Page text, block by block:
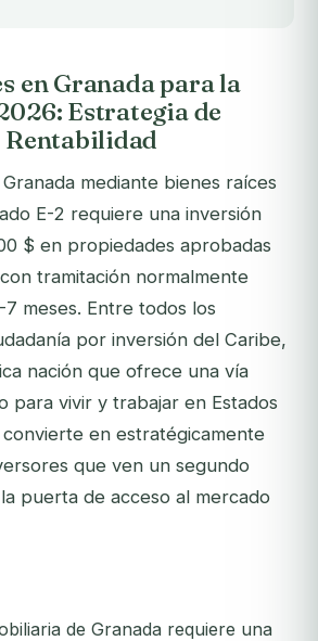
en Granada para la
Estrategia de
Rentabilidad
mediante bienes raíces
E-2 requiere una inversión
$ en propiedades aprobadas
tramitación normalmente
meses. Entre todos los
por inversión del Caribe,
nación que ofrece una vía
para vivir y trabajar en Estados
en estratégicamente
que ven un segundo
puerta de acceso al mercado
de Granada requiere una